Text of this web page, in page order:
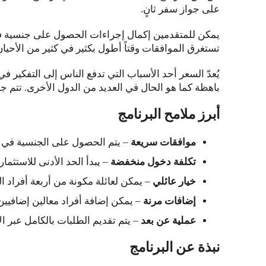
على جواز سفر ثانٍ.
يمكن للمتقدمين إكمال إجراءات الحصول على جنسية
تستغرق الموافقات وقتاً أطول بكثير في كثير من
باهظة كما هو الحال في العديد من الدول الأخرى. تتم
أبرز ملامح البرنامج
موافقات سريعة – يتم الحصول على الجنسية في
تكلفة دخول منخفضة – يبدأ الحد الأدنى للاستثمار من 130,000 دولار أمريكي
خيار عائلي – يمكن لعائلة مكونة من أربعة أفراد الحصول
إضافات مرنة – يمكن إضافة أفراد معالين
عملية عن بعد – يتم تقديم الطلبات بالكامل عبر
نبذة عن البرنامج